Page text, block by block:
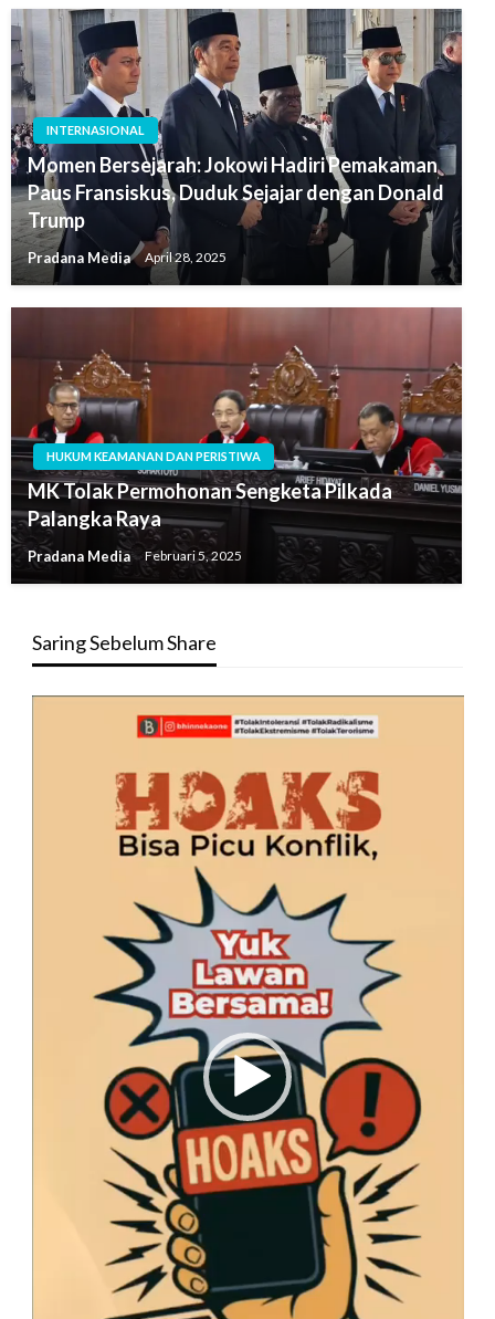
INTERNASIONAL
Momen Bersejarah: Jokowi Hadiri Pemakaman
Paus Fransiskus, Duduk Sejajar dengan Donald
Trump
Pradana Media April 28, 2025
HUKUM KEAMANAN DAN PERISTIWA
MK Tolak Permohonan Sengketa Pilkada
Palangka Raya
Pradana Media Februari 5, 2025
Saring Sebelum Share